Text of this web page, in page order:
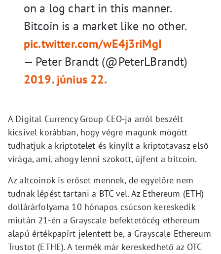
on a log chart in this manner.
Bitcoin is a market like no other.
pic.twitter.com/wE4j3riMgI
— Peter Brandt (@PeterLBrandt)
2019. június 22.
A Digital Currency Group CEO-ja arról beszélt
kicsivel korábban, hogy végre magunk mögött
tudhatjuk a kriptotelet és kinyílt a kriptotavasz első
virága, ami, ahogy lenni szokott, újfent a bitcoin.
Az altcoinok is erőset mennek, de egyelőre nem
tudnak lépést tartani a BTC-vel. Az Ethereum (ETH)
dollárárfolyama 10 hónapos csúcson kereskedik
miután 21-én a Grayscale befektetőcég ethereum
alapú értékpapírt jelentett be, a Grayscale Ethereum
Trustot (ETHE). A termék már kereskedhető az OTC